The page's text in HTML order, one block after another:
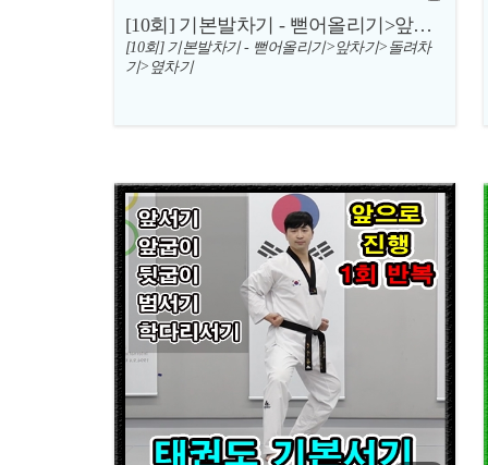
[10회] 기본발차기 - 뻗어올리기>앞차기>돌려차기>옆차기
[10회] 기본발차기 - 뻗어올리기>앞차기>돌려차
기>옆차기